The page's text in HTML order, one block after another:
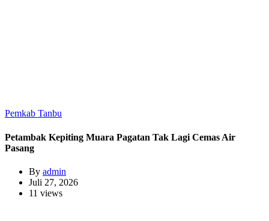
Pemkab Tanbu
Petambak Kepiting Muara Pagatan Tak Lagi Cemas Air
Pasang
By admin
Juli 27, 2026
11 views